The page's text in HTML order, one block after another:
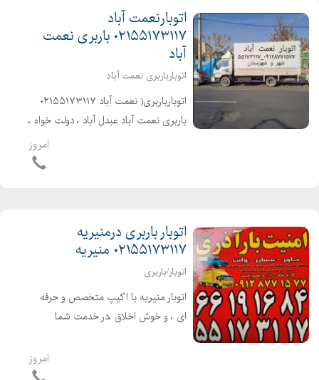
اتوبارنعمت آباد
۰۲۱۵۵۱۷۳۱۱۷ باربری نعمت
آباد
اتوبارباربری نعمت آباد
اتوبارباربری( نعمت آباد ۰۲۱۵۵۱۷۳۱۱۷
باربری نعمت آباد عبدل آباد ، دولت خواه ،
پاسگاه )حمل تخصصی بارواثاثیه منزل .
ادارات . شرکتها شهر و شهرستان با کارگران
امروز
اتوبار باربری درمنیریه
۰۲۱۵۵۱۷۳۱۱۷ منیریه
اتوبار/باربری
اتوبار منیریه با اکیپ متخصص و حرفه
ای ، و خوش اخلاق ،در خدمت شما
شهرستان با بیمه و بارنامه دولتی انواعامروز